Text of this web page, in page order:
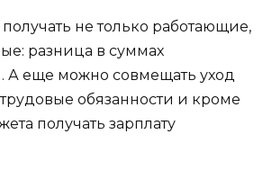
не только работающие,
разница в суммах
А еще можно совмещать уход
обязанности и кроме
получать зарплату